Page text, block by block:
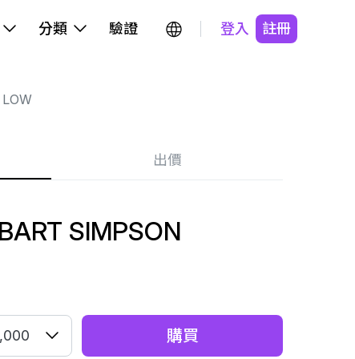
分類 驗證 登入 註冊
出價
SIMPSON
購買